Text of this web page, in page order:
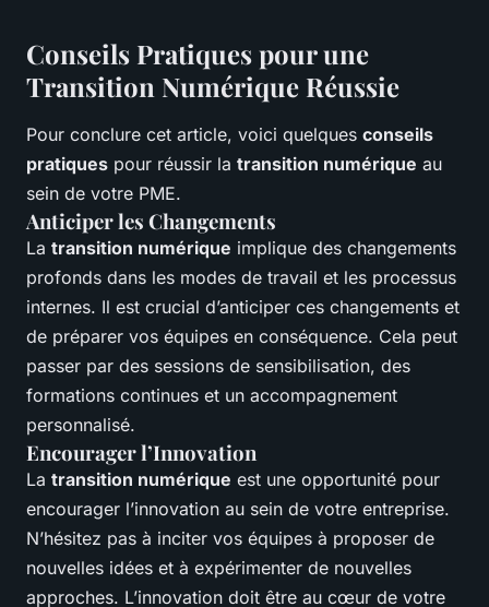
Conseils Pratiques pour une
Transition Numérique Réussie
Pour conclure cet article, voici quelques conseils
pratiques pour réussir la transition numérique au
sein de votre PME.
Anticiper les Changements
La transition numérique implique des changements
profonds dans les modes de travail et les processus
internes. Il est crucial d’anticiper ces changements et
de préparer vos équipes en conséquence. Cela peut
passer par des sessions de sensibilisation, des
formations continues et un accompagnement
personnalisé.
Encourager l’Innovation
La transition numérique est une opportunité pour
encourager l’innovation au sein de votre entreprise.
N’hésitez pas à inciter vos équipes à proposer de
nouvelles idées et à expérimenter de nouvelles
approches. L’innovation doit être au cœur de votre